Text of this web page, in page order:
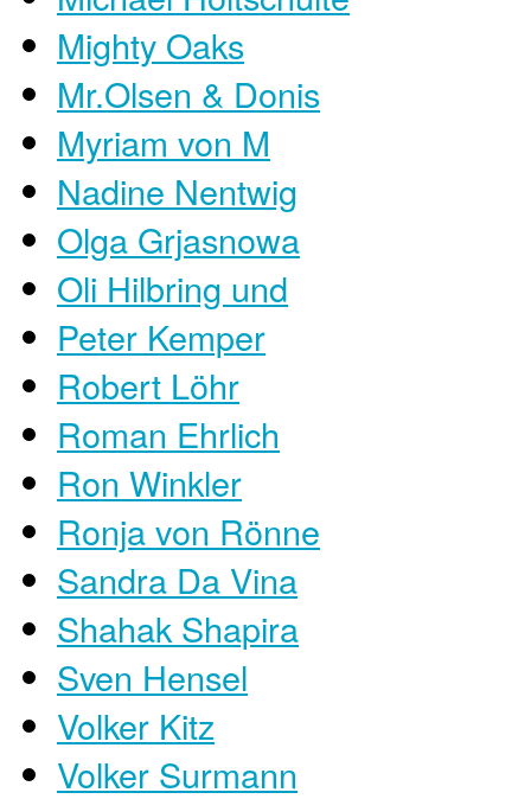
Mighty Oaks
Mr.Olsen & Donis
Myriam von M
Nadine Nentwig
Olga Grjasnowa
Oli Hilbring und
Peter Kemper
Robert Löhr
Roman Ehrlich
Ron Winkler
Ronja von Rönne
Sandra Da Vina
Shahak Shapira
Sven Hensel
Volker Kitz
Volker Surmann